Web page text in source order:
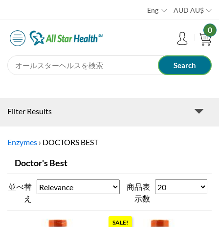
Eng AUD AU$
0
Filter Results
Enzymes › DOCTORS BEST
Doctor's Best
並べ替
え
商品表
示数
SALE!